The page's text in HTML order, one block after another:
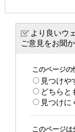
より良いウ
ご意見をお聞
このページの
見つけや
どちらと
見つけに
このページは